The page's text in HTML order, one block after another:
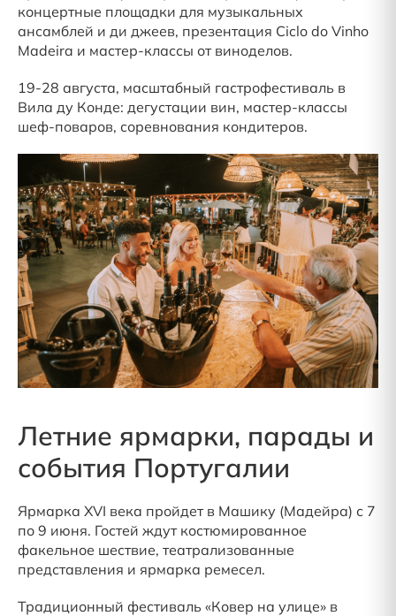
концертные площадки для музыкальных
ансамблей и ди джеев, презентация Ciclo do Vinho
Madeira и мастер-классы от виноделов.
19-28 августа, масштабный гастрофестиваль в
Вила ду Конде: дегустации вин, мастер-классы
шеф-поваров, соревнования кондитеров.
Летние ярмарки, парады и
события Португалии
Ярмарка XVI века пройдет в Машику (Мадейра) с 7
по 9 июня. Гостей ждут костюмированное
факельное шествие, театрализованные
представления и ярмарка ремесел.
Традиционный фестиваль «Ковер на улице» в